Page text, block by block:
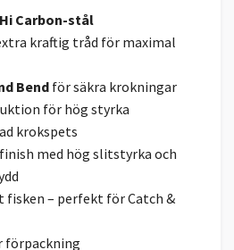
Hi Carbon-stål
kraftig tråd för maximal
Bend för säkra krokningar
för hög styrka
krokspets
med hög slitstyrka och
fisken – perfekt för Catch &
förpackning